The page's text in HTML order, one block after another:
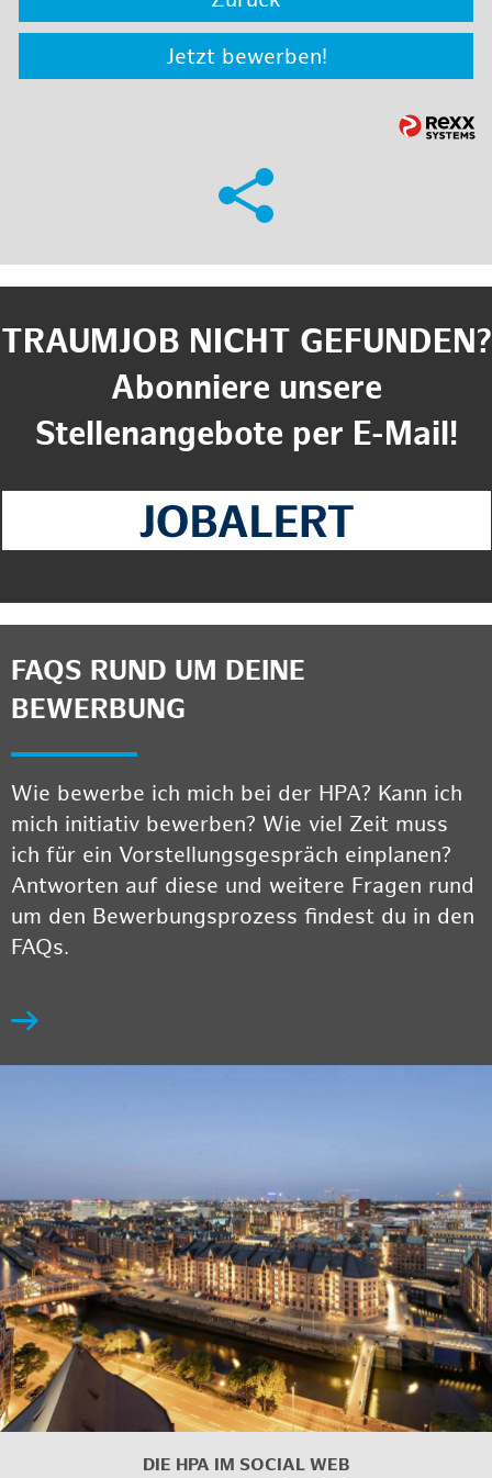
Jetzt bewerben!
TRAUMJOB NICHT GEFUNDEN?
Abonniere unsere
Stellenangebote per E-Mail!
FAQS RUND UM DEINE
BEWERBUNG
Wie bewerbe ich mich bei der HPA? Kann ich
mich initiativ bewerben? Wie viel Zeit muss
ich für ein Vorstellungsgespräch einplanen?
Antworten auf diese und weitere Fragen rund
um den Bewerbungsprozess findest du in den
FAQs.
DIE HPA IM SOCIAL WEB